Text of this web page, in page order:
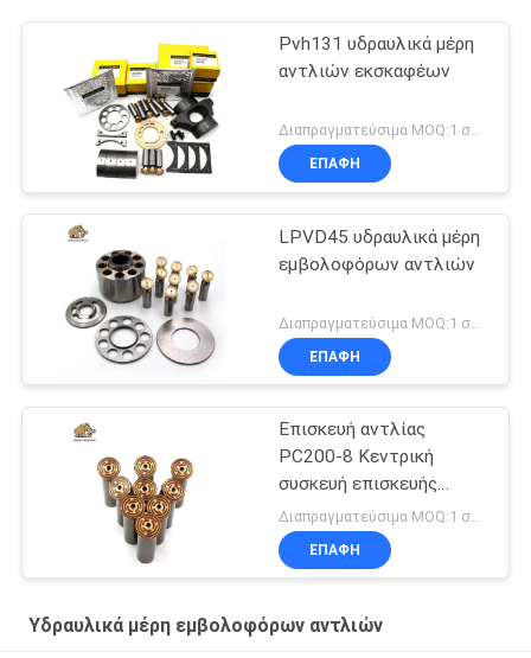
Pvh131 υδραυλικά μέρη
αντλιών εκσκαφέων
Διαπραγματεύσιμα MOQ:1 σύνολο
ΕΠΑΦΉ
LPVD45 υδραυλικά μέρη
εμβολοφόρων αντλιών
Διαπραγματεύσιμα MOQ:1 σύνολο
ΕΠΑΦΉ
Επισκευή αντλίας
PC200-8 Κεντρική
συσκευή επισκευής
αντλίας
Διαπραγματεύσιμα MOQ:1 σύνολο
ΕΠΑΦΉ
Υδραυλικά μέρη εμβολοφόρων αντλιών